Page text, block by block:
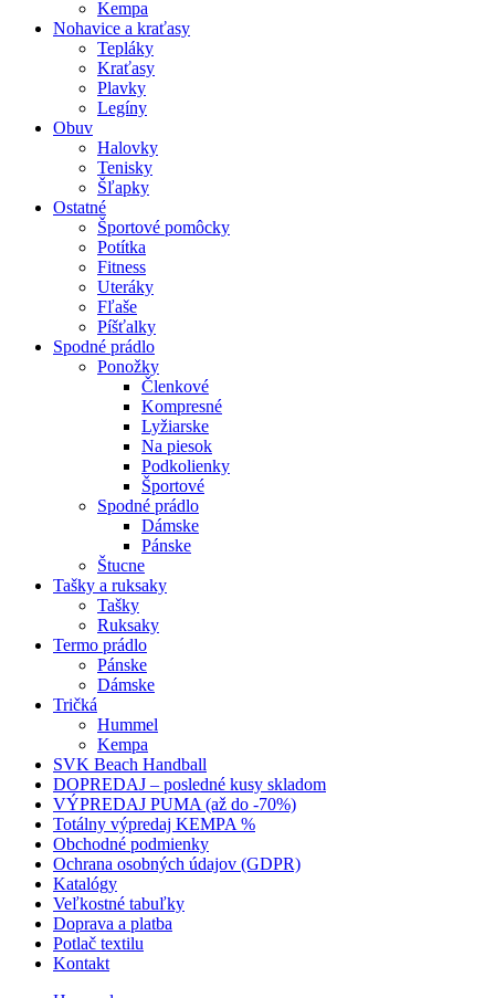
Kempa
Nohavice a kraťasy
Tepláky
Kraťasy
Plavky
Legíny
Obuv
Halovky
Tenisky
Šľapky
Ostatné
Športové pomôcky
Potítka
Fitness
Uteráky
Fľaše
Píšťalky
Spodné prádlo
Ponožky
Členkové
Kompresné
Lyžiarske
Na piesok
Podkolienky
Športové
Spodné prádlo
Dámske
Pánske
Štucne
Tašky a ruksaky
Tašky
Ruksaky
Termo prádlo
Pánske
Dámske
Tričká
Hummel
Kempa
SVK Beach Handball
DOPREDAJ – posledné kusy skladom
VÝPREDAJ PUMA (až do -70%)
Totálny výpredaj KEMPA %
Obchodné podmienky
Ochrana osobných údajov (GDPR)
Katalógy
Veľkostné tabuľky
Doprava a platba
Potlač textilu
Kontakt